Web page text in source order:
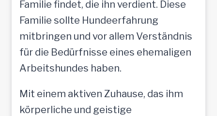
Familie findet, die ihn verdient. Diese
Familie sollte Hundeerfahrung
mitbringen und vor allem Verständnis
für die Bedürfnisse eines ehemaligen
Arbeitshundes haben.
Mit einem aktiven Zuhause, das ihm
körperliche und geistige